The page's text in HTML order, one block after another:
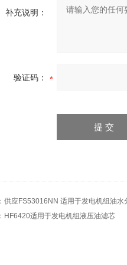
补充说明：
验证码：
供应FS53016NN 适用于发电机组油水
HF6420适用于发电机组液压油滤芯